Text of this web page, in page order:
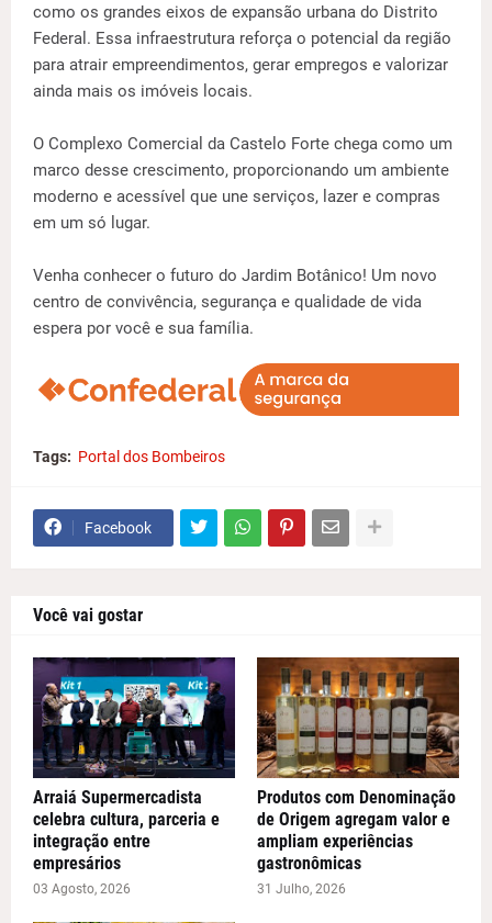
como os grandes eixos de expansão urbana do Distrito
Federal. Essa infraestrutura reforça o potencial da região
para atrair empreendimentos, gerar empregos e valorizar
ainda mais os imóveis locais.
O Complexo Comercial da Castelo Forte chega como um
marco desse crescimento, proporcionando um ambiente
moderno e acessível que une serviços, lazer e compras
em um só lugar.
Venha conhecer o futuro do Jardim Botânico! Um novo
centro de convivência, segurança e qualidade de vida
espera por você e sua família.
Tags: Portal dos Bombeiros
Facebook
Você vai gostar
Arraiá Supermercadista
celebra cultura, parceria e
integração entre
empresários
03 Agosto, 2026
Produtos com Denominação
de Origem agregam valor e
ampliam experiências
gastronômicas
31 Julho, 2026